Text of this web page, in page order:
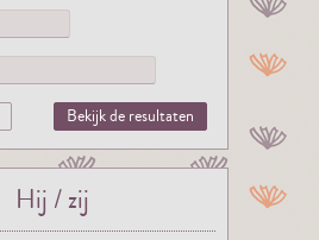
Bekijk de resultaten
Hij / zij